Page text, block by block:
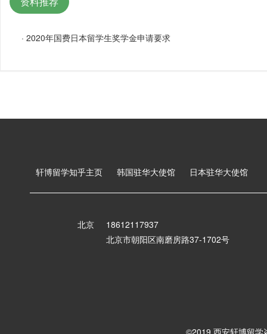
· 2020年国费日本留学生奖学金申请要求
轩博留学知乎主页 韩国驻华大使馆 日本驻华大使馆
北京
18612117937
北京市朝阳区南磨房路37-1702号
©2019 西安轩博留